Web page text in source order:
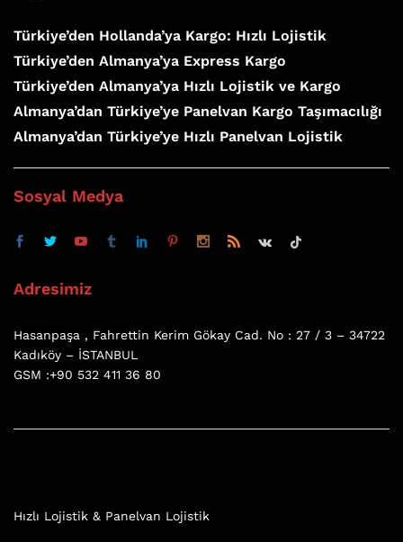
Türkiye’den Hollanda’ya Kargo: Hızlı Lojistik
Türkiye’den Almanya’ya Express Kargo
Türkiye’den Almanya’ya Hızlı Lojistik ve Kargo
Almanya’dan Türkiye’ye Panelvan Kargo Taşımacılığı
Almanya’dan Türkiye’ye Hızlı Panelvan Lojistik
Sosyal Medya
Adresimiz
Hasanpaşa , Fahrettin Kerim Gökay Cad. No : 27 / 3 – 34722
Kadıköy – İSTANBUL
GSM :+90 532 411 36 80
Hızlı Lojistik & Panelvan Lojistik